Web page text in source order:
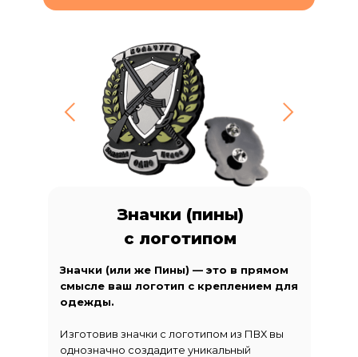
Значки (пины)
с логотипом
Значки (или же Пины) — это в прямом
смысле ваш логотип с креплением для
одежды.
Изготовив значки с логотипом из ПВХ вы
однозначно создадите уникальный